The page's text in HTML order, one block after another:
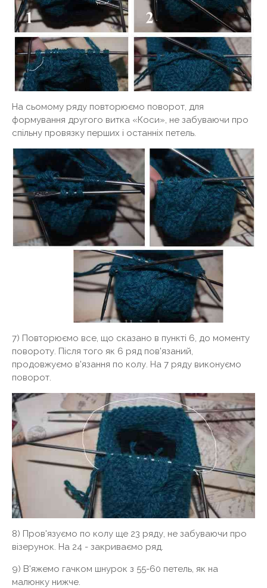
На сьомому ряду повторюємо поворот, для
формування другого витка «Коси», не забуваючи про
спільну провязку перших і останніх петель.
7) Повторюємо все, що сказано в пункті 6, до моменту
повороту. Після того як 6 ряд пов'язаний,
продовжуємо в'язання по колу. На 7 ряду виконуємо
поворот.
8) Пров'язуємо по колу ще 23 ряду, не забуваючи про
візерунок. На 24 - закриваємо ряд.
9) В'яжемо гачком шнурок з 55-60 петель, як на
малюнку нижче.